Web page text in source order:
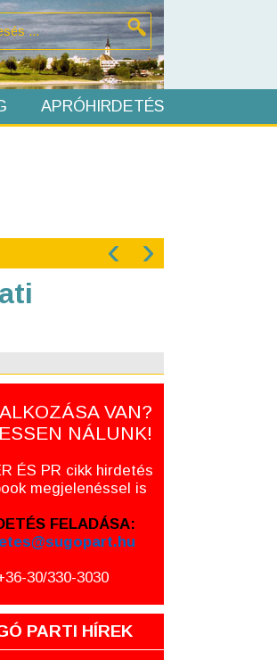
APRÓHIRDETÉS
‹ ›
VAN?
NÁLUNK!
ÉS PR cikk hirdetés
megjelenéssel is
FELADÁSA:
30/330-3030
PARTI HÍREK